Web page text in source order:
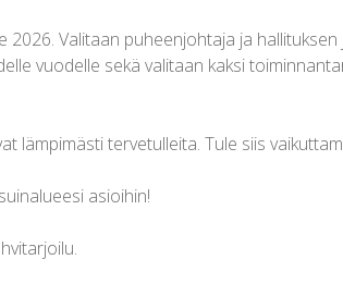
2026. Valitaan puheenjohtaja ja
vuodelle sekä valitaan kaksi
lämpimästi tervetulleita. Tule siis
asioihin!